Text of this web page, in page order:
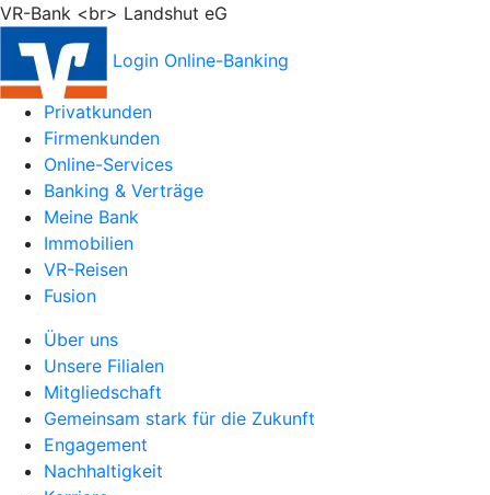
VR-Bank <br> Landshut eG
Login Online-Banking
Privatkunden
Firmenkunden
Online-Services
Banking & Verträge
Meine Bank
Immobilien
VR-Reisen
Fusion
Über uns
Unsere Filialen
Mitgliedschaft
Gemeinsam stark für die Zukunft
Engagement
Nachhaltigkeit